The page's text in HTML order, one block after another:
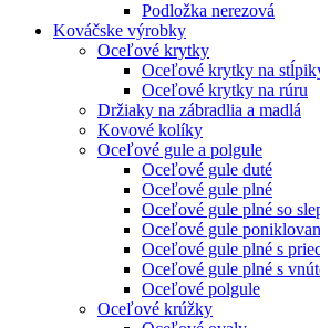
Podložka nerezová
Kováčske výrobky
Oceľové krytky
Oceľové krytky na
Oceľové krytky na rúru
Držiaky na zábradlia a madlá
Kovové kolíky
Oceľové gule a polgule
Oceľové gule duté
Oceľové gule plné
Oceľové gule plné so
Oceľové gule
Oceľové gule plné s
Oceľové gule plné s
Oceľové polgule
Oceľové krúžky